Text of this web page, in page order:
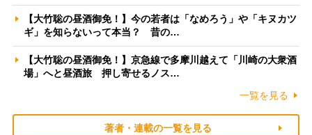
【大竹聡の昼酒御免！】今の若者は「なめろう」や「キヌカツ
ギ」を知らないって本当？ 昔の…
【大竹聡の昼酒御免！】京急線で多摩川越えて「川崎の大衆酒
場」へと昼酒旅 押し寄せるノス…
一覧を見る
著者・連載の一覧を見る